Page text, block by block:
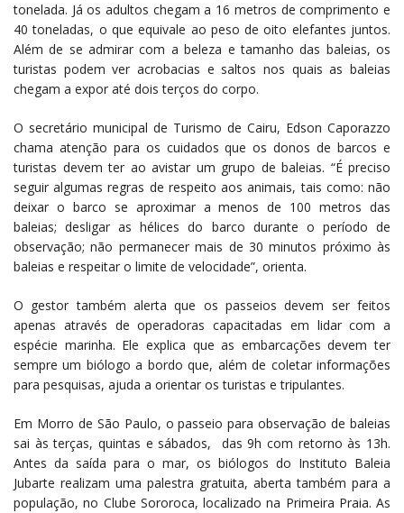
tonelada. Já os adultos chegam a 16 metros de comprimento e
40 toneladas, o que equivale ao peso de oito elefantes juntos.
Além de se admirar com a beleza e tamanho das baleias, os
turistas podem ver acrobacias e saltos nos quais as baleias
chegam a expor até dois terços do corpo.
O secretário municipal de Turismo de Cairu, Edson Caporazzo
chama atenção para os cuidados que os donos de barcos e
turistas devem ter ao avistar um grupo de baleias. “É preciso
seguir algumas regras de respeito aos animais, tais como: não
deixar o barco se aproximar a menos de 100 metros das
baleias; desligar as hélices do barco durante o período de
observação; não permanecer mais de 30 minutos próximo às
baleias e respeitar o limite de velocidade”, orienta.
O gestor também alerta que os passeios devem ser feitos
apenas através de operadoras capacitadas em lidar com a
espécie marinha. Ele explica que as embarcações devem ter
sempre um biólogo a bordo que, além de coletar informações
para pesquisas, ajuda a orientar os turistas e tripulantes.
Em Morro de São Paulo, o passeio para observação de baleias
sai às terças, quintas e sábados, das 9h com retorno às 13h.
Antes da saída para o mar, os biólogos do Instituto Baleia
Jubarte realizam uma palestra gratuita, aberta também para a
população, no Clube Sororoca, localizado na Primeira Praia. As